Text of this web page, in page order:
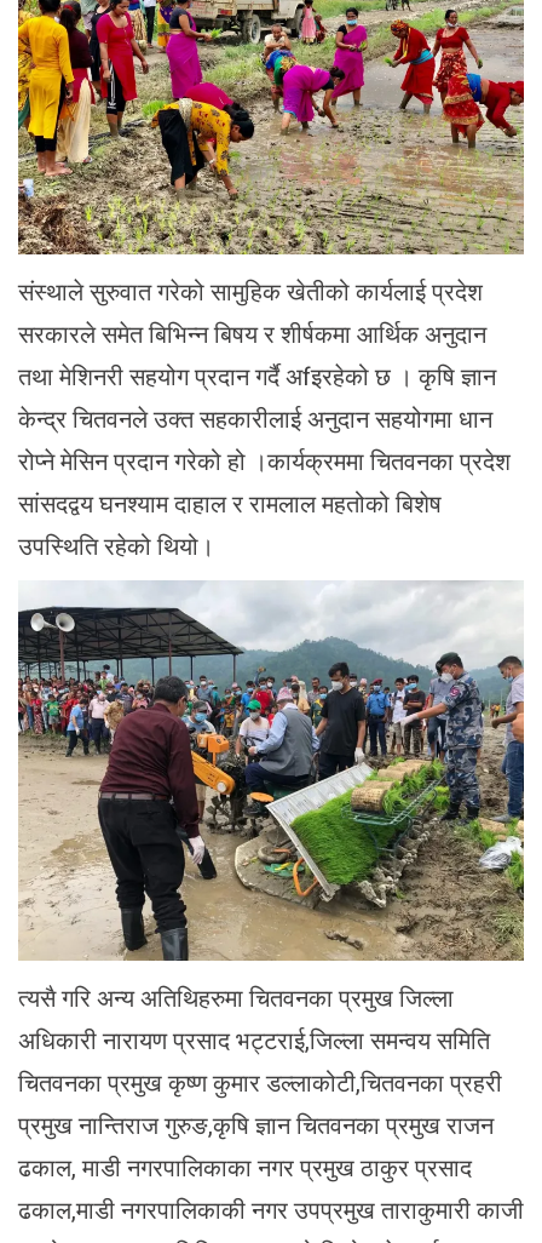
संस्थाले सुरुवात गरेको सामुहिक खेतीको कार्यलाई प्रदेश
सरकारले समेत बिभिन्न बिषय र शीर्षकमा आर्थिक अनुदान
तथा मेशिनरी सहयोग प्रदान गर्दै अfइरहेको छ । कृषि ज्ञान
केन्द्र चितवनले उक्त सहकारीलाई अनुदान सहयोगमा धान
रोप्ने मेसिन प्रदान गरेको हो ।कार्यक्रममा चितवनका प्रदेश
सांसदद्वय घनश्याम दाहाल र रामलाल महतोको बिशेष
उपस्थिति रहेको थियो।
त्यसै गरि अन्य अतिथिहरुमा चितवनका प्रमुख जिल्ला
अधिकारी नारायण प्रसाद भट्टराई,जिल्ला समन्वय समिति
चितवनका प्रमुख कृष्ण कुमार डल्लाकोटी,चितवनका प्रहरी
प्रमुख नान्तिराज गुरुङ,कृषि ज्ञान चितवनका प्रमुख राजन
ढकाल, माडी नगरपालिकाका नगर प्रमुख ठाकुर प्रसाद
ढकाल,माडी नगरपालिकाकी नगर उपप्रमुख ताराकुमारी काजी